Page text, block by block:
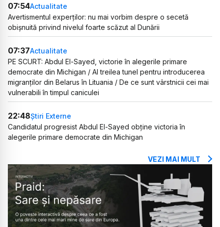
07:54Actualitate
Avertismentul experților: nu mai vorbim despre o secetă
obișnuită privind nivelul foarte scăzut al Dunării
07:37Actualitate
PE SCURT: Abdul El-Sayed, victorie în alegerile primare
democrate din Michigan / Al treilea tunel pentru introducerea
migranților din Belarus în Lituania / De ce sunt vârstnicii cei mai
vulnerabili în timpul caniculei
22:48Știri Externe
Candidatul progresist Abdul El-Sayed obține victoria în
alegerile primare democrate din Michigan
VEZI MAI MULT